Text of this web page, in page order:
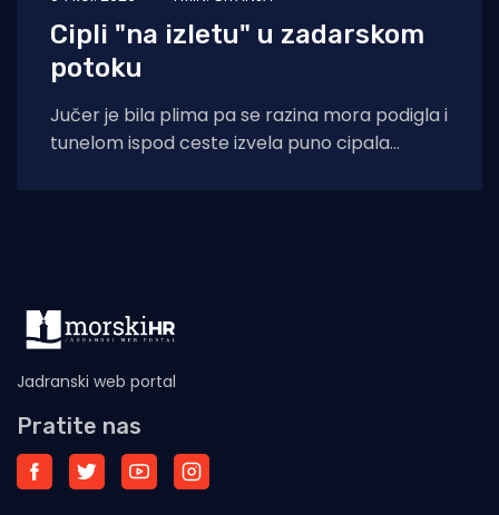
Cipli "na izletu" u zadarskom
potoku
Jučer je bila plima pa se razina mora podigla i
tunelom ispod ceste izvela puno cipala
Jadranski web portal
Pratite nas